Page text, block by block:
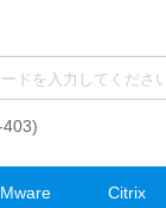
403)
Citrix